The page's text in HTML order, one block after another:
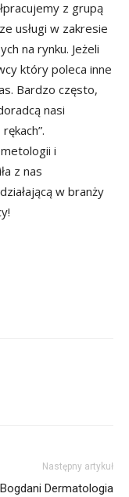
z grupą
usługi w zakresie
na rynku. Jeżeli
który poleca inne
Bardzo często,
nasi
i
z nas
w branży
Następny artykuł
Bogdani Dermatologia